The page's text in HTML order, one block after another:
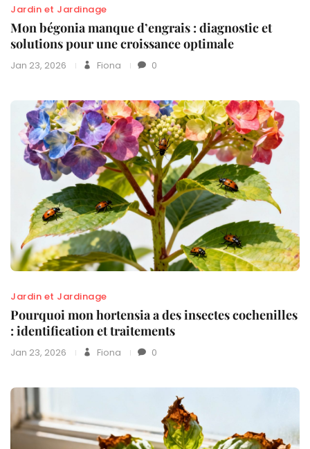
Jardin et Jardinage
Mon bégonia manque d’engrais : diagnostic et
solutions pour une croissance optimale
Jan 23, 2026 Fiona 0
Jardin et Jardinage
Pourquoi mon hortensia a des insectes cochenilles
: identification et traitements
Jan 23, 2026 Fiona 0